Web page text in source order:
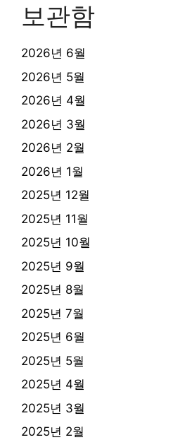
보관함
2026년 6월
2026년 5월
2026년 4월
2026년 3월
2026년 2월
2026년 1월
2025년 12월
2025년 11월
2025년 10월
2025년 9월
2025년 8월
2025년 7월
2025년 6월
2025년 5월
2025년 4월
2025년 3월
2025년 2월